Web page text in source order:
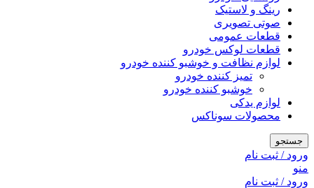
رینگ و لاستیک
صوتی تصویری
قطعات عمومی
قطعات لوکس خودرو
لوازم نظافت و خوشبو کننده خودرو
تمیز کننده خودرو
خوشبو کننده خودرو
لوازم یدکی
محصولات سوناکس
جستجو
ورود / ثبت نام
منو
ورود / ثبت نام